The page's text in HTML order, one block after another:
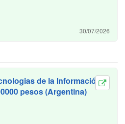
30/07/2026
de la Información)
pesos (Argentina)